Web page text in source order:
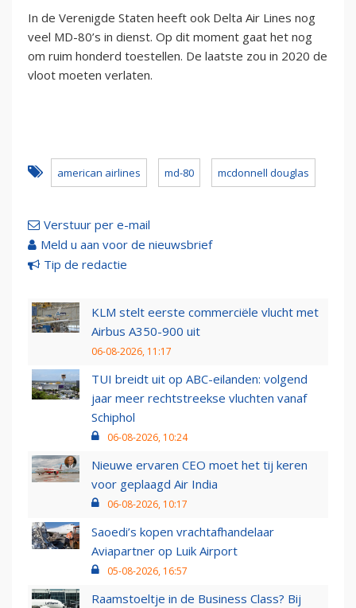
In de Verenigde Staten heeft ook Delta Air Lines nog
veel MD-80’s in dienst. Op dit moment gaat het nog
om ruim honderd toestellen. De laatste zou in 2020 de
vloot moeten verlaten.
american airlines md-80 mcdonnell douglas
Verstuur per e-mail
Meld u aan voor de nieuwsbrief
Tip de redactie
KLM stelt eerste commerciële vlucht met
Airbus A350-900 uit
06-08-2026, 11:17
TUI breidt uit op ABC-eilanden: volgend
jaar meer rechtstreekse vluchten vanaf
Schiphol
06-08-2026, 10:24
Nieuwe ervaren CEO moet het tij keren
voor geplaagd Air India
06-08-2026, 10:17
Saoedi’s kopen vrachtafhandelaar
Aviapartner op Luik Airport
05-08-2026, 16:57
Raamstoeltje in de Business Class? Bij